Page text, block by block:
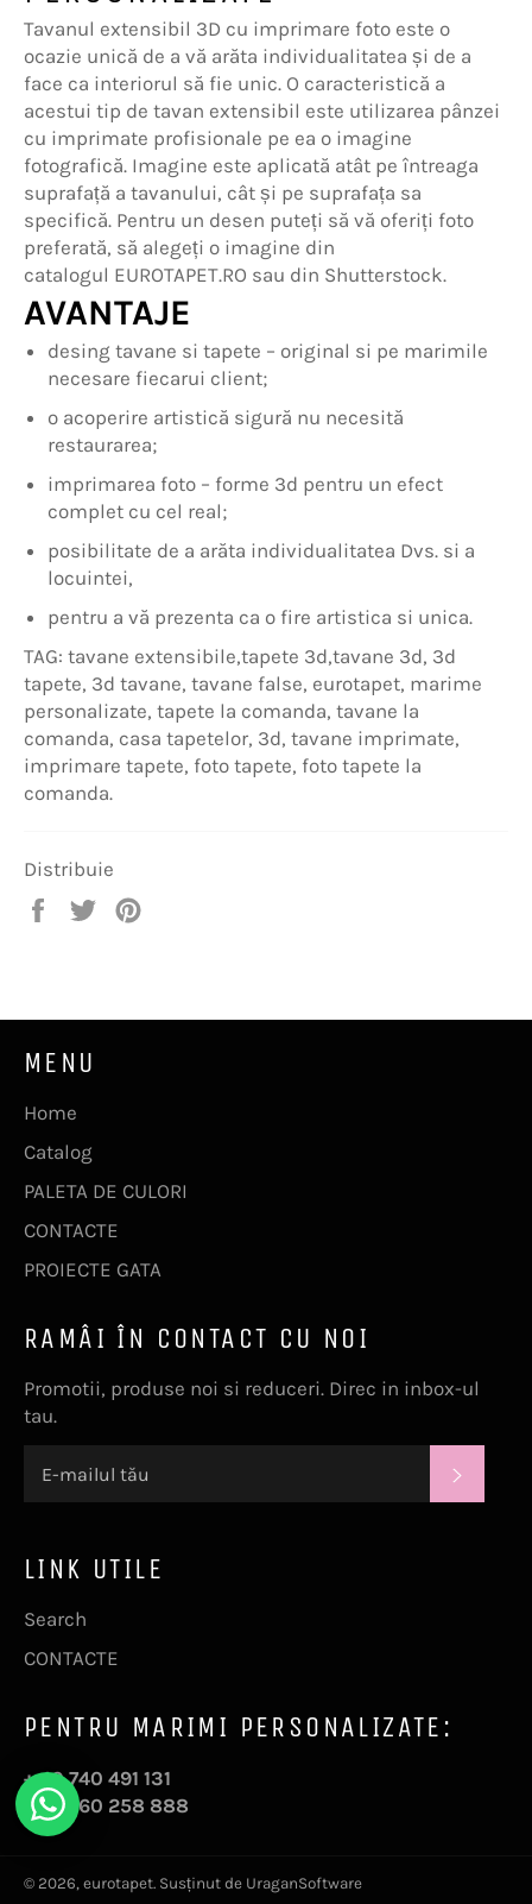
Tavanul extensibil 3D cu imprimare foto este o
ocazie unică de a vă arăta individualitatea și de a
face ca interiorul să fie unic. O caracteristică a
acestui tip de tavan extensibil este utilizarea pânzei
cu imprimate profisionale pe ea o imagine
fotografică. Imagine este aplicată atât pe întreaga
suprafață a tavanului, cât și pe suprafața sa
specifică. Pentru un desen puteți să vă oferiți foto
preferată, să alegeți o imagine din
catalogul EUROTAPET.RO sau din Shutterstock.
AVANTAJE
desing tavane si tapete – original si pe marimile
necesare fiecarui client;
o acoperire artistică sigură nu necesită
restaurarea;
imprimarea foto – forme 3d pentru un efect
complet cu cel real;
posibilitate de a arăta individualitatea Dvs. si a
locuintei,
pentru a vă prezenta ca o fire artistica si unica.
TAG: tavane extensibile,tapete 3d,tavane 3d, 3d
tapete, 3d tavane, tavane false, eurotapet, marime
personalizate, tapete la comanda, tavane la
comanda, casa tapetelor, 3d, tavane imprimate,
imprimare tapete, foto tapete, foto tapete la
comanda.
Distribuie
Distribuie
Trimite
MENU
Home
Catalog
PALETA DE CULORI
CONTACTE
PROIECTE GATA
RAMÂI ÎN CONTACT CU NOI
Promotii, produse noi si reduceri. Direc in inbox-ul
tau.
LINK UTILE
Search
CONTACTE
PENTRU MARIMI PERSONALIZATE:
+ 40 740 491 131
+ 40 760 258 888
© 2026, eurotapet. Susținut de UraganSoftware